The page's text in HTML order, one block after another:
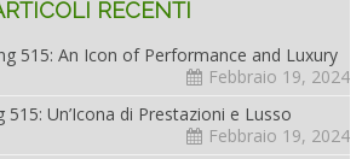
RECENTI
515: An Icon of Performance and Luxury
Febbraio 19, 2024
515: Un’Icona di Prestazioni e Lusso
Febbraio 19, 2024